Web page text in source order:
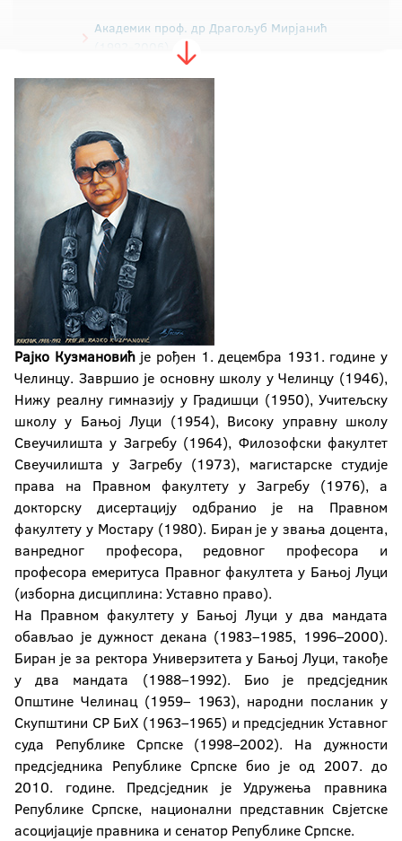
Академик проф. др Драгољуб Мирјанић
Академик проф. др Рајко Кузмановић
(1988-1992)
Проф. др Драгица Додиг (1984-1988)
Проф. др Ибрахим Табаковић (1979-1984)
Проф. др Драгомир Малић (1975-1979)
Рајко Кузмановићје рођен 1. децембра 1931. године у
Челинцу. Завршио је основну школу у Челинцу (1946),
Нижу реалну гимназију у Градишци (1950), Учитељску
школу у Бањој Луци (1954), Високу управну школу
Свеучилишта у Загребу (1964), Филозофски факултет
Свеучилишта у Загребу (1973), магистарске студије
права на Правном факултету у Загребу (1976), а
докторску дисертацију одбранио је на Правном
факултету у Мостару (1980). Биран је у звања доцента,
ванредног професора, редовног професора и
професора емеритуса Правног факултета у Бањој Луци
(изборна дисциплина: Уставно право).
На Правном факултету у Бањој Луци у два мандата
обављао је дужност декана (1983–1985, 1996–2000).
Биран је за ректора Универзитета у Бањој Луци, такође
у два мандата (1988–1992). Био је предсједник
Општине Челинац (1959– 1963), народни посланик у
Скупштини СР БиХ (1963–1965) и предсједник Уставног
суда Републике Српске (1998–2002). На дужности
предсједника Републике Српске био је од 2007. до
2010. године. Предсједник је Удружења правника
Републике Српске, национални представник Свјетске
асоцијације правника и сенатор Републике Српске.